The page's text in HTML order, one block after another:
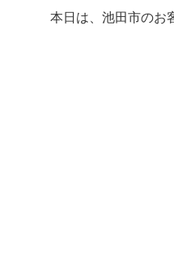
本日は、池田市のお